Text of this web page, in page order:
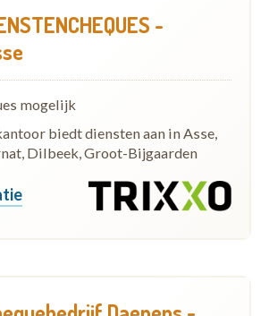
-
mogelijk
biedt diensten aan in Asse,
Dilbeek, Groot-Bijgaarden